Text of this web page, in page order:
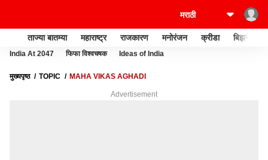
ताज्या बातम्या महाराष्ट्र राजकारण मनोरंजन क्रीडा बिझनेस
India At 2047 फिफा विश्वचषक Ideas of India
मुख्यपृष्ठ TOPIC MAHA VIKAS AGHADI
Advertisement